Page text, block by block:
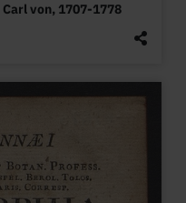
Carl von, 1707-1778